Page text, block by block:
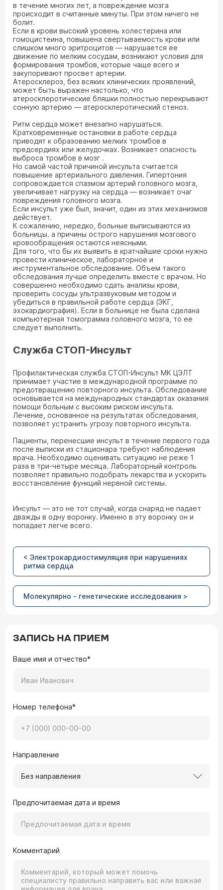
в течение многих лет, а повреждение мозга
происходит в считанные минуты. При этом ничего не
болит.
Если в крови высокий уровень холестерина или
гомоцистеина, повышена свертываемость крови или
слишком много эритроцитов — нарушается ее
движение по мелким сосудам, возникают условия для
формирования тромбов, которые чаще всего и
закупоривают просвет артерии.
Атеросклероз, без всяких клинических проявлений,
может быть выражен настолько, что
атеросклеротические бляшки полностью перекрывают
сонную артерию — атеросклеротический стеноз.
Ритм сердца может внезапно нарушаться.
Кратковременные остановки в работе сердца
приводят к образованию мелких тромбов в
предсердиях или желудочках. Возникает опасность
выброса тромбов в мозг .
Но самой частой причиной инсульта считается
повышение артериального давления. Гипертония
сопровождается спазмом артерий головного мозга,
увеличивает нагрузку на сердца — возникает очаг
повреждения головного мозга.
Если инсульт уже был, значит, один из этих механизмов
действует.
К сожалению, нередко, больные выписываются из
больницы. а причины острого нарушения мозгового
кровообращения остаются неясными.
Для того, что бы их выявить в кратчайшие сроки нужно
провести клиническое, лабораторное и
инструментальное обследование. Объем такого
обследования лучше определить вместе с врачом. Но
совершенно необходимо сдать анализы крови,
проверить сосуды ультразвуковым методом и
убедиться в правильной работе сердца (ЭКГ,
эхокардиография). Если в больнице не была сделана
компьютерная томограмма головного мозга, то ее
следует выполнить.
Служба СТОП-Инсульт
Профилактическая служба СТОП-Инсульт МК ЦЭЛТ
принимает участие в международной программе по
предотвращению повторного инсульта. Обследование
основывается на международных стандартах оказания
помощи больным с высоким риском инсульта.
Лечение, основанное на результатах обследования,
позволяет устранить угрозу повторного инсульта.
Пациенты, перенесшие инсульт в течение первого года
после выписки из стационара требуют наблюдения
врача. Необходимо оценивать ситуацию не реже 1
раза в три-четыре месяца. Лабораторный контроль
позволяет правильно подобрать лекарства и ускорить
восстановление функций нервной системы.
Инсульт — это не тот случай, когда снаряд не падает
дважды в одну воронку. Именно в эту воронку он и
попадает легче всего.
< Электрокардио­стимуляция при нарушениях
ритма сердца
Молекулярно - генетические исследования >
ЗАПИСЬ НА ПРИЕМ
Ваше имя и отчество*
Номер телефона*
Направление
Без направления
Предпочитаемая дата и время
Комментарий